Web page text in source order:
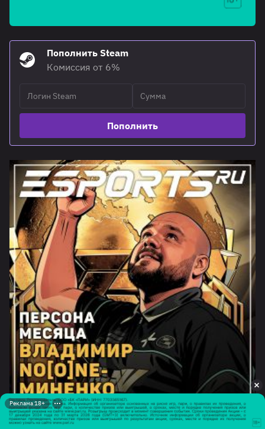
Пополнить Steam
Комиссия от 6%
Пополнить
Реклама 18+